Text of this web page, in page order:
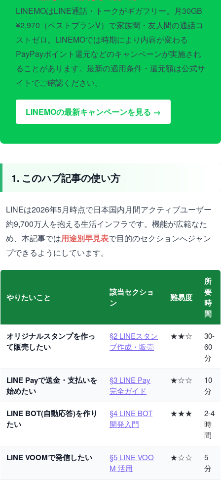
LINEMOはLINE通話・トークがギガフリー。月30GB
¥2,970（ベストプランV）で家族間・友人間の通話コ
ストゼロ。LINEMOでは時期により内容が変わる
PayPayポイント還元などのキャンペーンが実施され
ることがあります。最新の適用条件・還元額は公式サ
イトでご確認ください。
LINEMOの最新キャンペーンを見る →
1. このハブ記事の使い方
LINEは2026年5月時点で日本国内月間アクティブユーザー
約9,700万人を抱える生活インフラです。機能が広範なた
め、本記事では用途別早見表で目的のセクションへジャン
プできるようにしています。
やりたいこと
該当セクショ
ン
難易度
所
要
時
間
オリジナルスタンプを作っ
て販売したい
§2 LINEスタン
プ作成・販売
★★☆
30-
60
分
LINE Payで送金・支払いを
始めたい
§3 LINE Pay
完全ガイド
★☆☆
10
分
LINE BOT(自動応答)を作り
たい
§4 LINE BOT
開発入門
★★★
2-4
時
間
LINE VOOMで発信したい
§5 LINE VOO
M 活用
★☆☆
5
分